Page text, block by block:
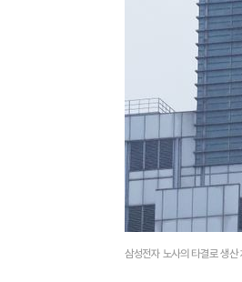
삼성전자 노사의 타결로 생